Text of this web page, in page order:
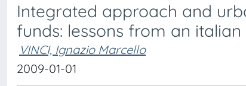
Integrated approach and
funds: lessons from an
VINCI, Ignazio Marcello
2009-01-01